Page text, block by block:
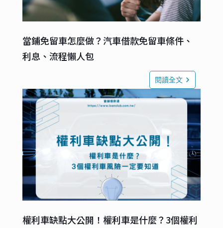
當鋪免留車怎麼做？汽車借款免留車條件、
利息、流程懶人包
閱讀全文
權利車缺點大公開！權利車是什麼？3個權利